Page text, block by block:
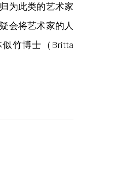
为此类的艺术家
会将艺术家的人
竹博士（Britta